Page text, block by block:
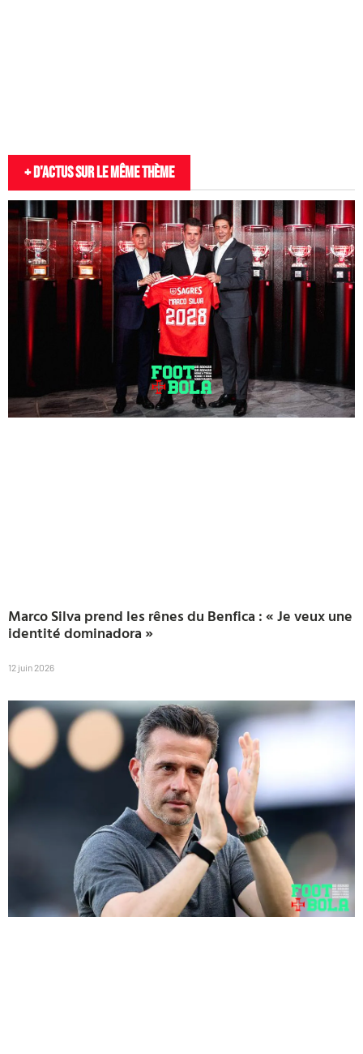
+ D'actus sur le même thème
Marco Silva prend les rênes du Benfica : « Je veux une
identité dominadora »
12 juin 2026